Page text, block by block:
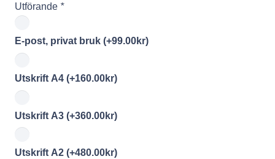
Utförande *
E-post, privat bruk (+99.00kr)
Utskrift A4 (+160.00kr)
Utskrift A3 (+360.00kr)
Utskrift A2 (+480.00kr)